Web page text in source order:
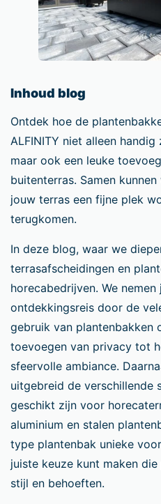
Inhoud blog
Ontdek hoe de
ALFINITY niet alleen
maar ook een leuke
buitenterras. Samen
jouw terras een fijne plek
terugkomen.
In deze blog, waar we
terrasafscheidingen en
horecabedrijven. We
ontdekkingsreis door de
gebruik van plantenbakken
toevoegen van privacy tot
sfeervolle ambiance.
uitgebreid de verschillende
geschikt zijn voor
aluminium en stalen
type plantenbak unieke
juiste keuze kunt maken
stijl en behoeften.